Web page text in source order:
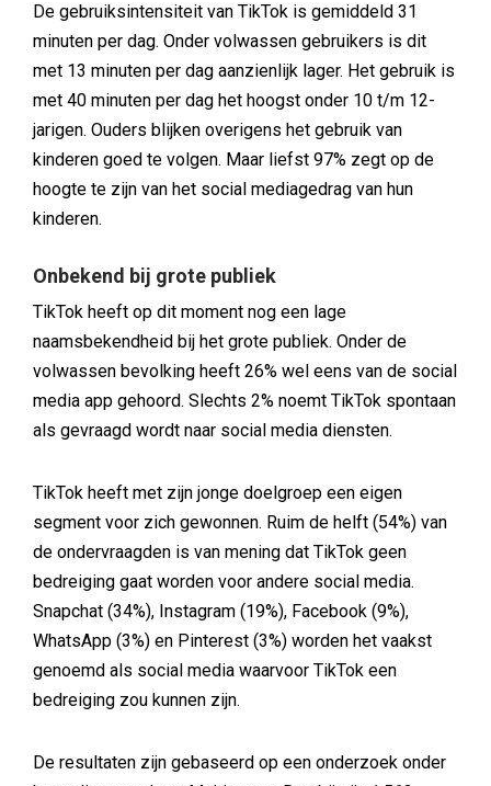
De gebruiksintensiteit van TikTok is gemiddeld 31
minuten per dag. Onder volwassen gebruikers is dit
met 13 minuten per dag aanzienlijk lager. Het gebruik is
met 40 minuten per dag het hoogst onder 10 t/m 12-
jarigen. Ouders blijken overigens het gebruik van
kinderen goed te volgen. Maar liefst 97% zegt op de
hoogte te zijn van het social mediagedrag van hun
kinderen.
Onbekend bij grote publiek
TikTok heeft op dit moment nog een lage
naamsbekendheid bij het grote publiek. Onder de
volwassen bevolking heeft 26% wel eens van de social
media app gehoord. Slechts 2% noemt TikTok spontaan
als gevraagd wordt naar social media diensten.
TikTok heeft met zijn jonge doelgroep een eigen
segment voor zich gewonnen. Ruim de helft (54%) van
de ondervraagden is van mening dat TikTok geen
bedreiging gaat worden voor andere social media.
Snapchat (34%), Instagram (19%), Facebook (9%),
WhatsApp (3%) en Pinterest (3%) worden het vaakst
genoemd als social media waarvoor TikTok een
bedreiging zou kunnen zijn.
De resultaten zijn gebaseerd op een onderzoek onder